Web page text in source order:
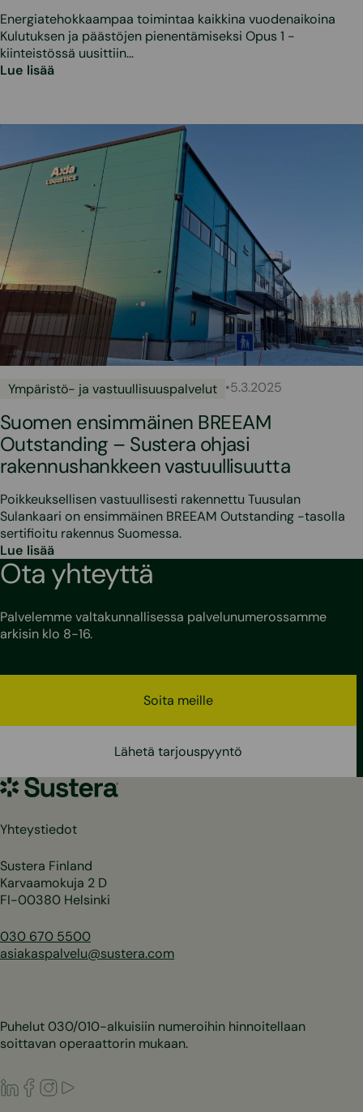
Energiatehokkaampaa toimintaa kaikkina vuodenaikoina
Kulutuksen ja päästöjen pienentämiseksi Opus 1 -
kiinteistössä uusittiin…
Lue lisää
Ympäristö- ja vastuullisuuspalvelut •5.3.2025
Suomen ensimmäinen BREEAM
Outstanding – Sustera ohjasi
rakennushankkeen vastuullisuutta
Poikkeuksellisen vastuullisesti rakennettu Tuusulan
Sulankaari on ensimmäinen BREEAM Outstanding -tasolla
sertifioitu rakennus Suomessa.
Lue lisää
Ota yhteyttä
Palvelemme valtakunnallisessa palvelunumerossamme
arkisin klo 8-16.
Soita meille
Lähetä tarjouspyyntö
Sustera
Yhteystiedot
Sustera Finland
Karvaamokuja 2 D
FI-00380 Helsinki
030 670 5500
asiakaspalvelu@sustera.com
Puhelut 030/010-alkuisiin numeroihin hinnoitellaan
soittavan operaattorin mukaan.
LinkedIn
Facebook
Instagram